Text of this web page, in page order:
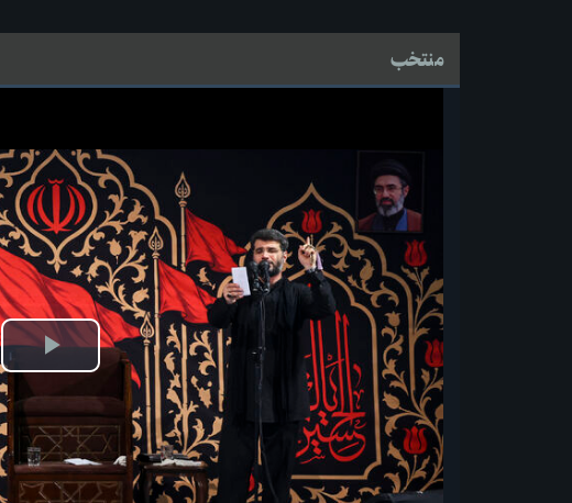
منتخب
پخش
ویدیو